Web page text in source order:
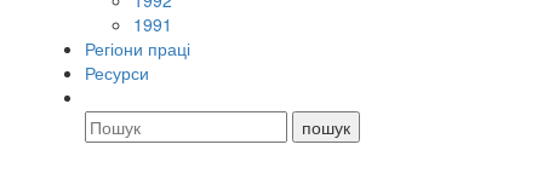
1991
Регіони праці
Ресурси